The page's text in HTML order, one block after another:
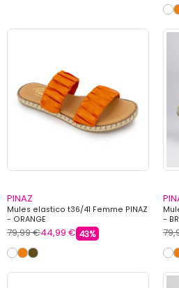
PINAZ
Mules elastico t36/41 Femme PINAZ
- ORANGE
79,99 €44,99 € 43%
-